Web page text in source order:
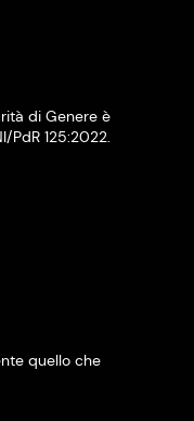
di Genere è
PdR 125:2022.
quello che